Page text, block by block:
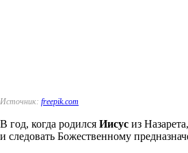
Источник: freepik.com
В год, когда родился Иисус из
и следовать Божественному